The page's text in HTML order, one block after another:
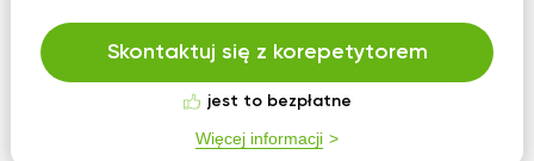
Skontaktuj się z korepetytorem
jest to bezpłatne
Więcej informacji